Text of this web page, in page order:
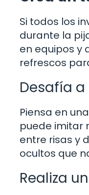
Si todos los
durante la
en equipos y
refrescos
Desafía
Piensa en
puede imitar
entre risas y
ocultos que
Realiza